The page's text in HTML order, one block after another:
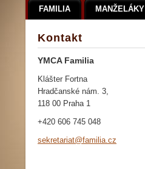
Kontakt
YMCA Familia
Klášter Fortna
Hradčanské nám. 3,
118 00 Praha 1
+420 606 745 048
sekretariat@fami lia.cz
FAMILIA MANŽELÁKY